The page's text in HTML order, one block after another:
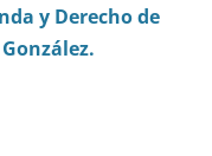
y Derecho de